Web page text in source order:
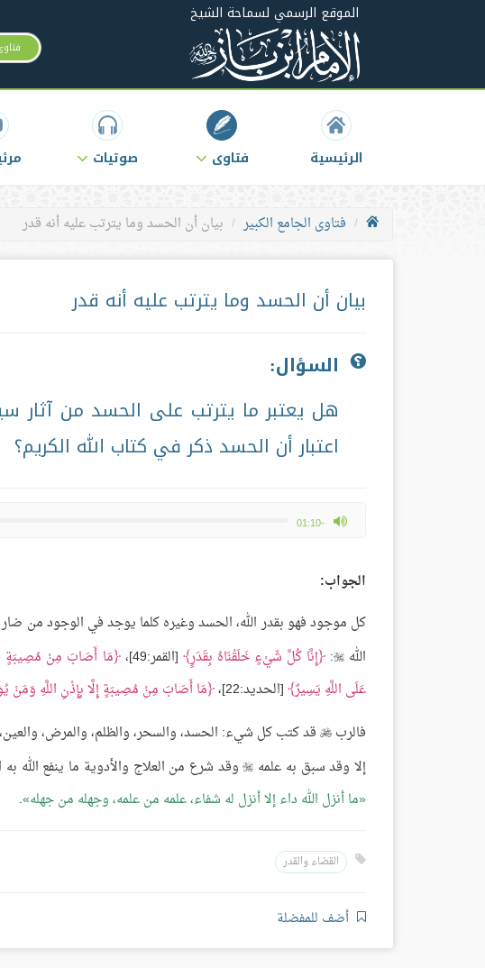
الموقع الرسمي لسماحة الشيخ
الرئيسية فتاوى صوتيات
فتاوى الجامع الكبير بيان أن الحسد وما يترتب عليه أنه قدر
بيان أن الحسد وما يترتب عليه أنه قدر
السؤال:
هل يعتبر ما يترتب على الحسد من آثار
اعتبار أن الحسد ذكر في كتاب الله الكريم؟
-01:10
max volume
الجواب:
كل موجود فهو بقدر الله، الحسد وغيره كلما يوجد في الوجود من
الله
: إِنَّا كُلَّ شَيْءٍ خَلَقْنَاهُ بِقَدَرٍ [القمر:49]،
مَا أَصَابَ مِنْ مُصِيبَةٍ
عَلَى اللَّهِ يَسِيرٌ [الحديد:22]، مَا أَصَابَ مِنْ مُصِيبَةٍ إِلَّا بِإِذْنِ اللَّهِ وَمَنْ
فالرب قد كتب كل شيء: الحسد، والسحر، والظلم، والمرض،
إلا وقد سبق به علمه وقد شرع من العلاج والأدوية ما ينفع الله به
ما أنزل الله داء إلا أنزل له شفاء، علمه من علمه، وجهله من جهله .
القضاء والقدر
أضف للمفضلة